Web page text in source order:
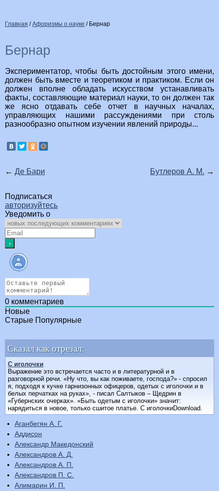
Главная /Афоризмы о науке / Бернар
Бернар
Экспериментатор, чтобы быть достойным этого имени,
должен быть вместе и теоретиком и практиком. Если он
должен вполне обладать искусством устанавливать
факты, составляющие материал науки, то он должен так
же ясно отдавать себе отчет в научных началах,
управляющих нашими рассуждениями при столь
разнообразно опытном изучении явлений природы...
← Де Бари Бутлеров А. М. →
Подписаться
авторизуйтесь
Уведомить о
0 комментариев
Новые
Старые Популярные
Сказал как отрезал:
С иголочки
Выражение это встречается часто и в литературной и в
разговорной речи. «Ну что, вы как поживаете, господа?» - спросил
я, подходя к кучке гарнизонных офицеров, одетых с иголочки и в
белых перчатках на руках», - писал Салтыков – Щедрин в
«Губернских очерках». «Быть одетым с иголочки» значит:
нарядиться в новое, только сшитое платье. С иголочкиDownload.
Аганбегян А. Г.
Аддисон
Александр Македонский
Александров А. Д.
Александров А. П.
Александров П. С.
Алимарин И. П.